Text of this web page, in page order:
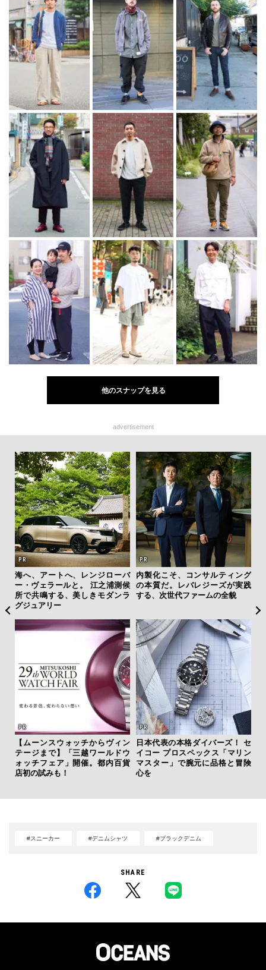
他のスナップを見る
advertisement
海へ、アートへ、レンジローバ
ー・ヴェラールと。 江之浦測候
所で共鳴する、美しきモダンラ
グジュアリー
内製化こそ、コンサルティング
の本質だ。レバレジーズが実践
する、次世代ファームの全貌
【ムーンスウォッチからヴィン
テージまで】「三越ワールドウ
ォッチフェア」開催。都内百貨
店初の試みも！
日本代表の本格ダイバーズ！ セ
イコー プロスペックス「マリン
マスター」で腕元に品格と冒険
心を
y
#スニーカー #デニムシャツ #ブラックデニム
SHARE